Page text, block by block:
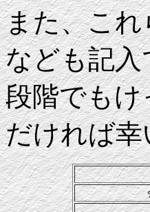
また、こ
なども記
段階でも
だければ